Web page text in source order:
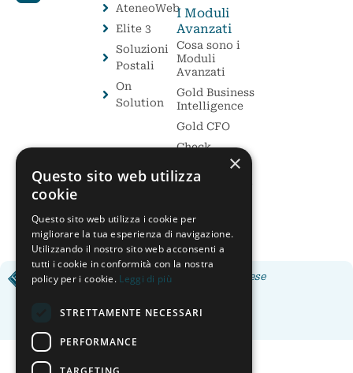
AteneoWeb
Elite 3
Soluzioni
Postali
On
Solution
I Moduli
Avanzati
Cosa sono i
Moduli
Avanzati
Gold Business
Intelligence
Gold CFO
Check
Tassi e Cambi
Applicativi e software per Imprese
×
Questo sito web utilizza
cookie
Questo sito web utilizza i cookie per
migliorare la tua esperienza di navigazione.
Utilizzando il nostro sito web acconsenti a
tutti i cookie in conformità con la nostra
policy per i cookie. Leggi di più
STRETTAMENTE NECESSARI
PERFORMANCE